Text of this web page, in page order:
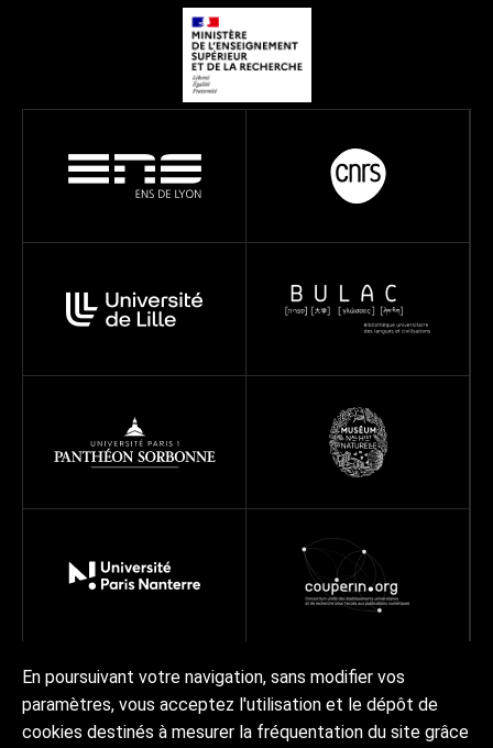
Réseau Projets Ressources À propos
Actualités | AgendaContact Collex-Persée
En poursuivant votre navigation, sans modifier vos
paramètres, vous acceptez l'utilisation et le dépôt de
cookies destinés à mesurer la fréquentation du site grâce